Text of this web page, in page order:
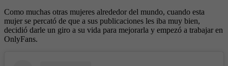
Como muchas otras mujeres alrededor del mundo, cuando esta
mujer se percató de que a sus publicaciones les iba muy bien,
decidió darle un giro a su vida para mejorarla y empezó a trabajar en
OnlyFans.